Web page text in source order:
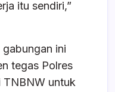
itu sendiri,”
ini
tegas Polres
TNBNW untuk